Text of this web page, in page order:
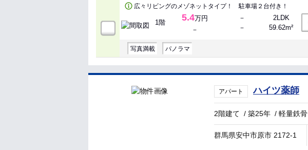
広々リビングのメゾネットタイプ！ 駐車場２台付き！
1階 5.4万円
－
－
－
2LDK
59.62m²
写真満載 パノラマ
アパート ハイツ薬師
2階建て /築25年 /軽量鉄骨
群馬県安中市原市 2172-1